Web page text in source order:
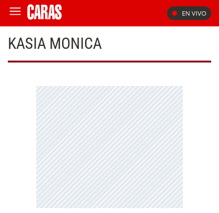
EN VIVO
KASIA MONICA